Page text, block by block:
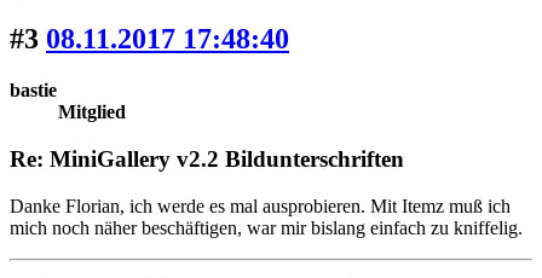
#3 08.11.2017 17:48:40
bastie
Mitglied
Re: MiniGallery v2.2 Bildunterschriften
Danke Florian, ich werde es mal ausprobieren. Mit Itemz muß ich
mich noch näher beschäftigen, war mir bislang einfach zu kniffelig.